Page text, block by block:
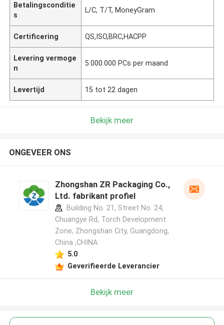
Betalingsconditie
s
L/C, T/T, MoneyGram
Certificering QS,ISO,BRC,HACPP
Levering vermoge
n
5.000.000 PCs per maand
Levertijd 15 tot 22 dagen
Bekijk meer
ONGEVEER ONS
Zhongshan ZR Packaging Co.,
Ltd. fabrikant profiel
Building No. 21, Street No. 24,
Chuangye Rd, Torch Development
Zone, Zhongshan City, Guangdong,
China ,CHINA
5.0
Geverifieerde Leverancier
Bekijk meer